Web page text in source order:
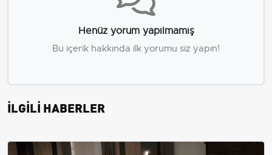
Henüz yorum yapılmamış
Bu içerik hakkında ilk yorumu siz yapın!
İLGİLİ HABERLER